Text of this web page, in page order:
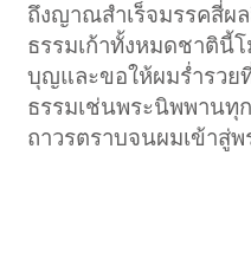
ถึงญาณสำเร็จมรรคสี่ผ
ธรรมเก้าทั้งหมดชาตินี้
บุญและขอให้ผมร่ำรวย
ธรรมเช่นพระนิพพานทุ
ถาวรตราบจนผมเข้าสู่